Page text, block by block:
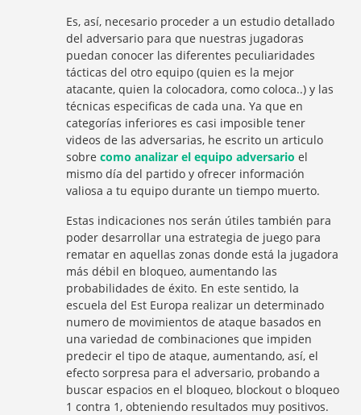
Es, así, necesario proceder a un estudio detallado
del adversario para que nuestras jugadoras
puedan conocer las diferentes peculiaridades
tácticas del otro equipo (quien es la mejor
atacante, quien la colocadora, como coloca..) y las
técnicas especificas de cada una. Ya que en
categorías inferiores es casi imposible tener
videos de las adversarias, he escrito un articulo
sobrecomo analizar el equipo adversario el
mismo día del partido y ofrecer información
valiosa a tu equipo durante un tiempo muerto.
Estas indicaciones nos serán útiles también para
poder desarrollar una estrategia de juego para
rematar en aquellas zonas donde está la jugadora
más débil en bloqueo, aumentando las
probabilidades de éxito. En este sentido, la
escuela del Est Europa realizar un determinado
numero de movimientos de ataque basados en
una variedad de combinaciones que impiden
predecir el tipo de ataque, aumentando, así, el
efecto sorpresa para el adversario, probando a
buscar espacios en el bloqueo, blockout o bloqueo
1 contra 1, obteniendo resultados muy positivos.